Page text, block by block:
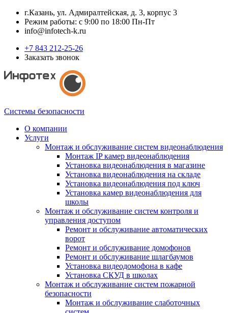
г.Казань, ул. Адмиралтейская, д. 3, корпус 3
Режим работы: с 9:00 по 18:00 Пн-Пт
info@infotech-k.ru
+7 843 212-25-26
Заказать звонок
Системы безопасности
О компании
Услуги
Монтаж и обслуживание систем видеонаблюдения
Монтаж IP камер видеонаблюдения
Установка видеонаблюдения в магазине
Установка видеонаблюдения на складе
Установка видеонаблюдения под ключ
Установка камер видеонаблюдения для
школы
Монтаж и обслуживание систем контроля и
управления доступом
Ремонт и обслуживание автоматических
ворот
Ремонт и обслуживание домофонов
Ремонт и обслуживание шлагбаумов
Установка видеодомофона в кафе
Установка СКУД в школах
Монтаж и обслуживание систем пожарной
безопасности
Монтаж и обслуживание слаботочных